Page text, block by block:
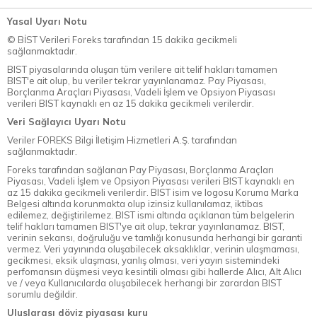
Yasal Uyarı Notu
© BİST Verileri Foreks tarafından 15 dakika gecikmeli
sağlanmaktadır.
BIST piyasalarında oluşan tüm verilere ait telif hakları tamamen
BIST'e ait olup, bu veriler tekrar yayınlanamaz. Pay Piyasası,
Borçlanma Araçları Piyasası, Vadeli İşlem ve Opsiyon Piyasası
verileri BIST kaynaklı en az 15 dakika gecikmeli verilerdir.
Veri Sağlayıcı Uyarı Notu
Veriler FOREKS Bilgi İletişim Hizmetleri A.Ş. tarafından
sağlanmaktadır.
Foreks tarafından sağlanan Pay Piyasası, Borçlanma Araçları
Piyasası, Vadeli İşlem ve Opsiyon Piyasası verileri BIST kaynaklı en
az 15 dakika gecikmeli verilerdir. BIST isim ve logosu Koruma Marka
Belgesi altında korunmakta olup izinsiz kullanılamaz, iktibas
edilemez, değiştirilemez. BIST ismi altında açıklanan tüm belgelerin
telif hakları tamamen BIST'ye ait olup, tekrar yayınlanamaz. BIST,
verinin sekansı, doğruluğu ve tamlığı konusunda herhangi bir garanti
vermez. Veri yayınında oluşabilecek aksaklıklar, verinin ulaşmaması,
gecikmesi, eksik ulaşması, yanlış olması, veri yayın sistemindeki
perfomansın düşmesi veya kesintili olması gibi hallerde Alıcı, Alt Alıcı
ve / veya Kullanıcılarda oluşabilecek herhangi bir zarardan BIST
sorumlu değildir.
Uluslarası döviz piyasası kuru